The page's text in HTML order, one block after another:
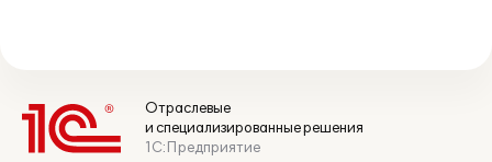
Отраслевые
и специализированные решения
1С:Предприятие